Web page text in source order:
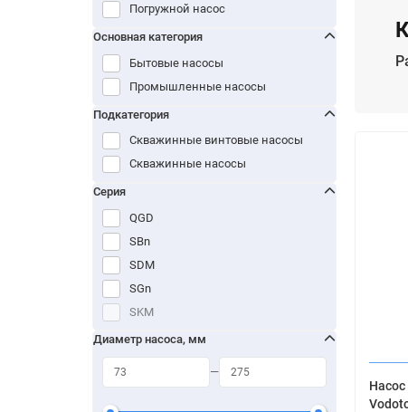
Погружной насос
Основная категория
Бытовые насосы
Промышленные насосы
Подкатегория
Скважинные винтовые насосы
Скважинные насосы
Серия
QGD
SBn
SDM
SGn
SKM
SP
SPn
Диаметр насоса, мм